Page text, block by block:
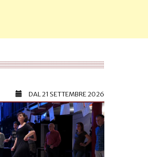
DAL21 SETTEMBRE 2026